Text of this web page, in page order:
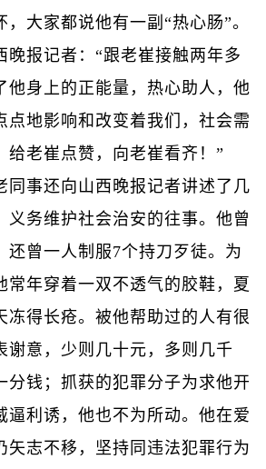
大家都说他有一副“热心肠”。
晚报记者：“跟老崔接触两年多
他身上的正能量，热心助人，他
点地影响和改变着我们，社会需
给老崔点赞，向老崔看齐！”
事还向山西晚报记者讲述了几
义务维护社会治安的往事。他曾
还曾一人制服7个持刀歹徒。为
常年穿着一双不透气的胶鞋，夏
冻得长疮。被他帮助过的人有很
谢意，少则几十元，多则几千
分钱；抓获的犯罪分子为求他开
逼利诱，他也不为所动。他在爱
矢志不移，坚持同违法犯罪行为